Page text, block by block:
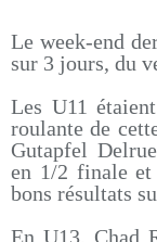
Le week-end
sur 3 jours, du
Les U11
roulante de
Gutapfel
en 1/2 finale et
bons résultats
En U13, Chad